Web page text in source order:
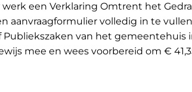
een Verklaring Omtrent het
aanvraagformulier volledig in te
van het gemeentehuis
mee en wees voorbereid om €